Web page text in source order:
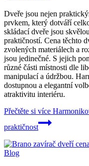
Dveře jsou nejen
prvkem, který dotváří
skládací dveře jsou
praktičností. Cena těchto
zvolených materiálech a
jsou jedinečné. S jejich
různé části místnosti dle
manipulací a údržbou.
dostupnou a elegantní
atraktivitu interiéru.
Přečtěte si více
praktičnost
Blog